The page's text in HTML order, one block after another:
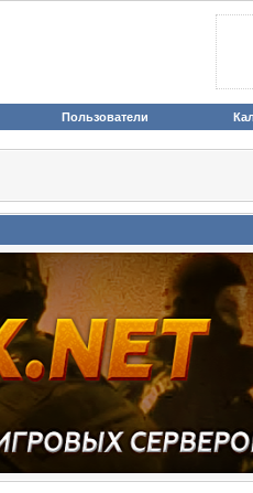
Пользователи